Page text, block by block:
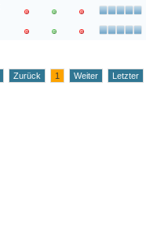
Zurück 1 Weiter Letzter